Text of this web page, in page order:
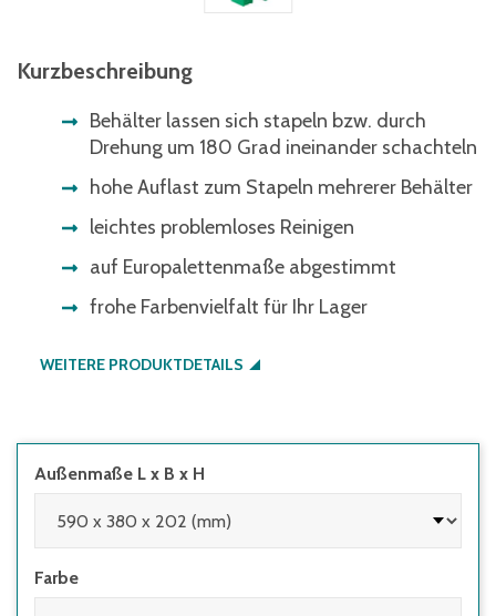
Kurzbeschreibung
Behälter lassen sich stapeln bzw. durch
Drehung um 180 Grad ineinander schachteln
hohe Auflast zum Stapeln mehrerer Behälter
leichtes problemloses Reinigen
auf Europalettenmaße abgestimmt
frohe Farbenvielfalt für Ihr Lager
WEITERE PRODUKTDETAILS
Außenmaße L x B x H
Farbe